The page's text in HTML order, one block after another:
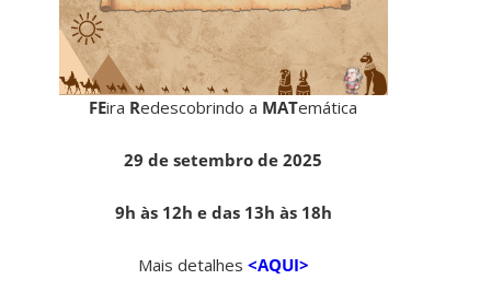
FEira Redescobrindo a MATemática
29 de setembro de 2025
9h às 12h e das 13h às 18h
Mais detalhes <AQUI>